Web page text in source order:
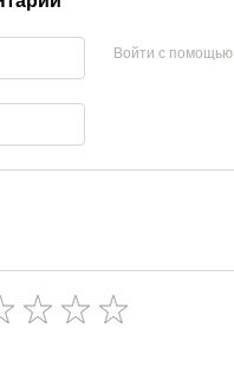
Войти с помощью